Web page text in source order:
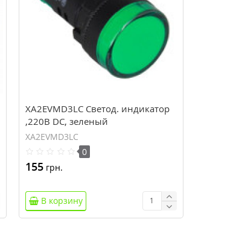
XA2EVMD3LC Светод. индикатор
,220В DC, зеленый
XA2EVMD3LC
0
155 грн.
В корзину